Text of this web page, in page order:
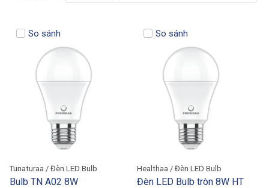
Tunaturaa / Đèn LED Bulb
Bulb TN A02 8W
So sánh
Healthaa / Đèn LED Bulb
Đèn LED Bulb tròn 8W HT
So sánh